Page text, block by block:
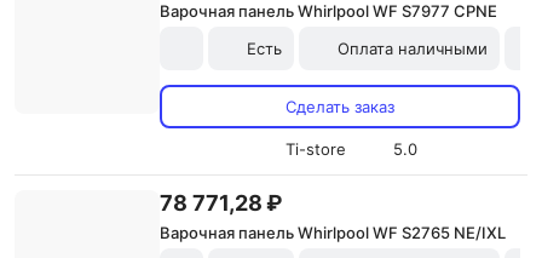
Варочная панель Whirlpool WF S7977 CPNE
Есть
Оплата наличными
Сделать заказ
Ti-store 5.0
78 771,28 ₽
Варочная панель Whirlpool WF S2765 NE/IXL